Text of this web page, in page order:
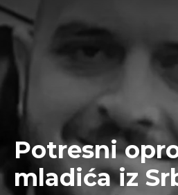
Potresni
mladića iz